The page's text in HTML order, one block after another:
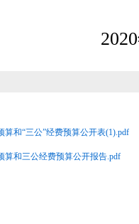
算和“三公”经费预算公开表(1).pdf
算和三公经费预算公开报告.pdf